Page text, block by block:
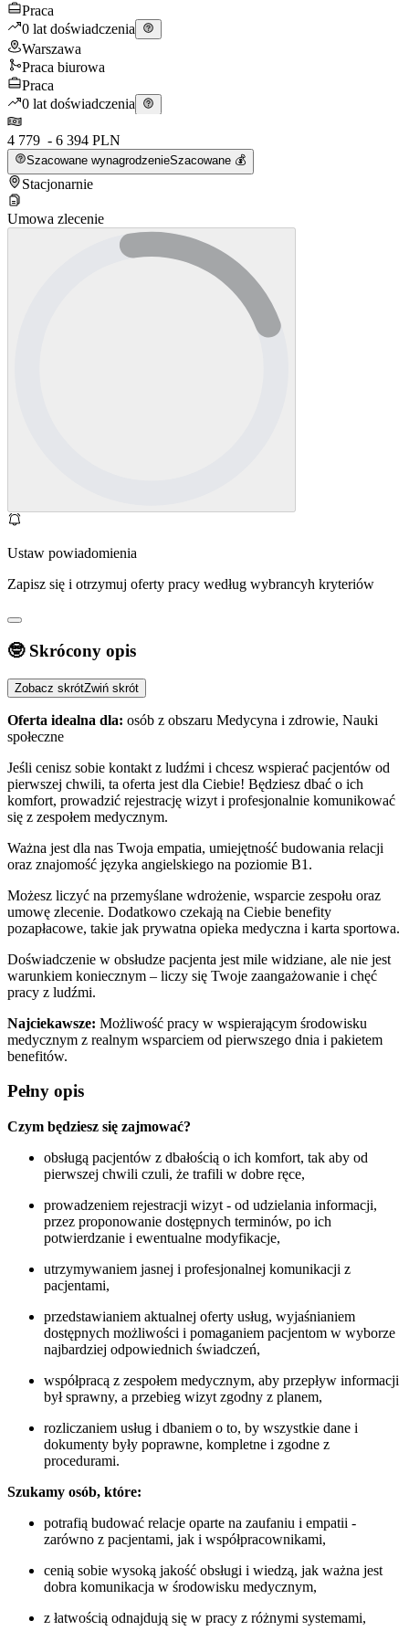
Praca
0 lat doświadczenia
Warszawa
Praca biurowa
Praca
0 lat doświadczenia
4 779 - 6 394 PLN
Szacowane wynagrodzenieSzacowane 💰
Stacjonarnie
Umowa zlecenie
Ustaw powiadomienia
Zapisz się i otrzymuj oferty pracy według wybrancyh kryteriów
🤓 Skrócony opis
Zobacz skrótZwiń skrót
Oferta idealna dla: osób z obszaru Medycyna i zdrowie, Nauki
społeczne
Jeśli cenisz sobie kontakt z ludźmi i chcesz wspierać pacjentów od
pierwszej chwili, ta oferta jest dla Ciebie! Będziesz dbać o ich
komfort, prowadzić rejestrację wizyt i profesjonalnie komunikować
się z zespołem medycznym.
Ważna jest dla nas Twoja empatia, umiejętność budowania relacji
oraz znajomość języka angielskiego na poziomie B1.
Możesz liczyć na przemyślane wdrożenie, wsparcie zespołu oraz
umowę zlecenie. Dodatkowo czekają na Ciebie benefity
pozapłacowe, takie jak prywatna opieka medyczna i karta sportowa.
Doświadczenie w obsłudze pacjenta jest mile widziane, ale nie jest
warunkiem koniecznym – liczy się Twoje zaangażowanie i chęć
pracy z ludźmi.
Najciekawsze: Możliwość pracy w wspierającym środowisku
medycznym z realnym wsparciem od pierwszego dnia i pakietem
benefitów.
Pełny opis
Czym będziesz się zajmować?
obsługą pacjentów z dbałością o ich komfort, tak aby od
pierwszej chwili czuli, że trafili w dobre ręce,
prowadzeniem rejestracji wizyt - od udzielania informacji,
przez proponowanie dostępnych terminów, po ich
potwierdzanie i ewentualne modyfikacje,
utrzymywaniem jasnej i profesjonalnej komunikacji z
pacjentami,
przedstawianiem aktualnej oferty usług, wyjaśnianiem
dostępnych możliwości i pomaganiem pacjentom w wyborze
najbardziej odpowiednich świadczeń,
współpracą z zespołem medycznym, aby przepływ informacji
był sprawny, a przebieg wizyt zgodny z planem,
rozliczaniem usług i dbaniem o to, by wszystkie dane i
dokumenty były poprawne, kompletne i zgodne z
procedurami.
Szukamy osób, które:
potrafią budować relacje oparte na zaufaniu i empatii -
zarówno z pacjentami, jak i współpracownikami,
cenią sobie wysoką jakość obsługi i wiedzą, jak ważna jest
dobra komunikacja w środowisku medycznym,
z łatwością odnajdują się w pracy z różnymi systemami,